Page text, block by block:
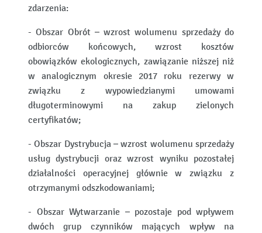
zdarzenia:
- Obszar Obrót – wzrost wolumenu sprzedaży do
odbiorców końcowych, wzrost kosztów
obowiązków ekologicznych, zawiązanie niższej niż
w analogicznym okresie 2017 roku rezerwy w
związku z wypowiedzianymi umowami
długoterminowymi na zakup zielonych
certyfikatów;
- Obszar Dystrybucja – wzrost wolumenu sprzedaży
usług dystrybucji oraz wzrost wyniku pozostałej
działalności operacyjnej głównie w związku z
otrzymanymi odszkodowaniami;
- Obszar Wytwarzanie – pozostaje pod wpływem
dwóch grup czynników mających wpływ na